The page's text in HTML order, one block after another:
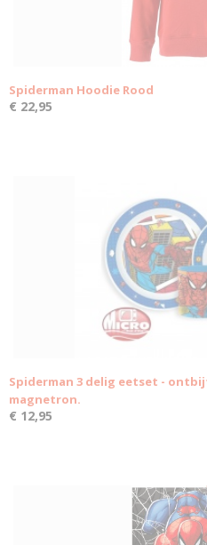
Spiderman Hoodie Rood
€ 22,95
Spiderman 3 delig eetset -
magnetron.
€ 12,95